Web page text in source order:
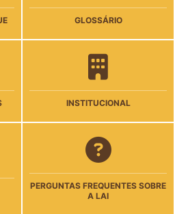
GLOSSÁRIO
INSTITUCIONAL
PERGUNTAS FREQUENTES SOBRE
A LAI